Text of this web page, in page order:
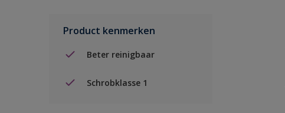
Product kenmerken
Beter reinigbaar
Schrobklasse 1